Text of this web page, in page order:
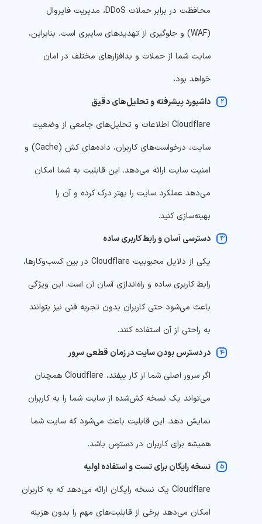
محافظت در برابر حملات DDoS، مدیریت فایروال
(WAF) و جلوگیری از تهدیدهای سایبری است. بنابراین،
سایت شما از حملات و بدافزارهای مختلف در امان
خواهد بود.
داشبورد پیشرفته و تحلیل‌های دقیق
Cloudflare اطلاعات و تحلیل‌های
جامعی از وضعیت
سایت، درخواست‌های کاربران، داده‌های کش (Cache) و
امنیت سایت ارائه می‌دهد. این قابلیت به شما امکان
می‌دهد عملکرد سایت را بهتر درک کرده و آن را
بهینه‌سازی کنید.
دسترسی آسان و رابط کاربری ساده
یکی از دلایل محبوبیت Cloudflare در بین کسب‌وکارها،
رابط کاربری ساده و راه‌اندازی آسان آن است. این ویژگی
باعث می‌شود حتی کاربران بدون تجربه فنی نیز بتوانند
به راحتی از آن استفاده کنند.
در دسترس بودن سایت در زمان قطعی سرور
اگر سرور اصلی شما از کار بیفتد، Cloudflare همچنان
می‌تواند یک نسخه کش‌شده از سایت شما را به کاربران
نمایش دهد. این قابلیت باعث می‌شود که سایت شما
همیشه برای کاربران در دسترس باشد.
نسخه رایگان برای تست و استفاده اولیه
Cloudflare یک نسخه رایگان ارائه می‌دهد که به کاربران
امکان می‌دهد برخی از قابلیت‌های مهم را بدون هزینه